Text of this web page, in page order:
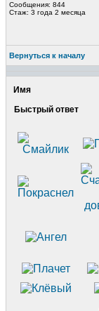
Сообщения: 844
Стаж: 3 года 2 месяца
Вернуться к началу
Имя
Быстрый ответ